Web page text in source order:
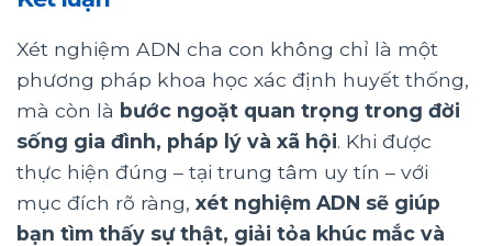
Xét nghiệm ADN cha con không chỉ là một
phương pháp khoa học xác định huyết thống,
mà còn là bước ngoặt quan trọng trong đời
sống gia đình, pháp lý và xã hội. Khi được
thực hiện đúng – tại trung tâm uy tín – với
mục đích rõ ràng, xét nghiệm ADN sẽ giúp
bạn tìm thấy sự thật, giải tỏa khúc mắc và